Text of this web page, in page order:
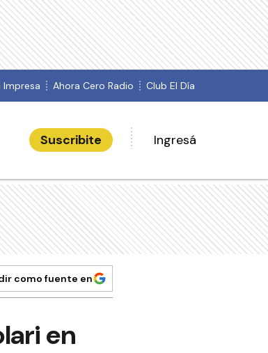
Impresa Ahora Cero Radio Club El Día
Suscribite Ingresá
como fuente en
en